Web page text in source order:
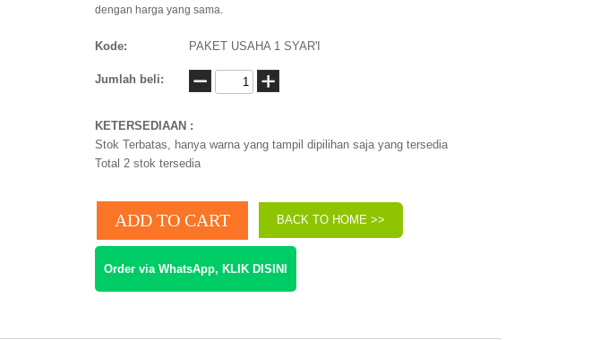
dengan harga yang sama.
Kode: PAKET USAHA 1 SYAR'I
Jumlah beli:
KETERSEDIAAN :
Stok Terbatas, hanya warna yang tampil dipilihan saja yang tersedia
Total 2 stok tersedia
BACK TO HOME >>
Order via WhatsApp, KLIK DISINI